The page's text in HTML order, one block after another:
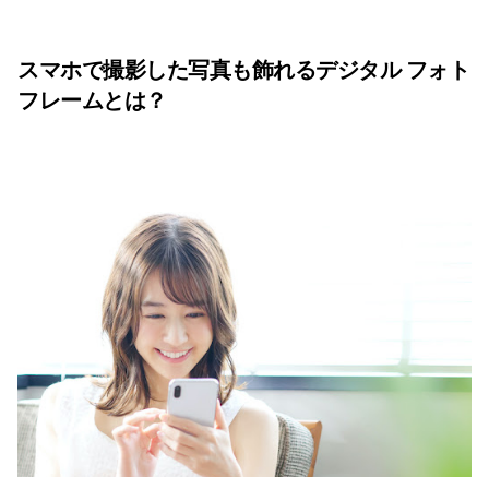
スマホで撮影した写真も飾れるデジタル フォト
フレームとは？